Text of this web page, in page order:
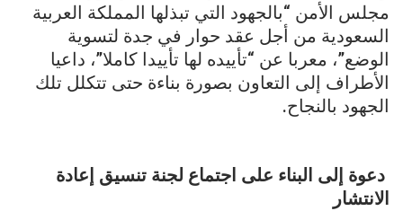
مجلس الأمن “بالجهود التي تبذلها المملكة العربية
السعودية من أجل عقد حوار في جدة لتسوية
الوضع”، معربا عن “تأييده لها تأييدا كاملا”، داعيا
الأطراف إلى التعاون بصورة بناءة حتى تتكلل تلك
الجهود بالنجاح.
دعوة إلى البناء على اجتماع لجنة تنسيق إعادة
الانتشار